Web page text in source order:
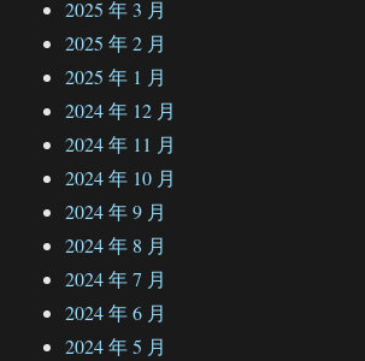
2025 年 3 月
2025 年 2 月
2025 年 1 月
2024 年 12 月
2024 年 11 月
2024 年 10 月
2024 年 9 月
2024 年 8 月
2024 年 7 月
2024 年 6 月
2024 年 5 月